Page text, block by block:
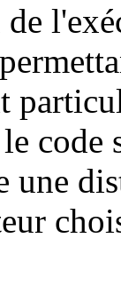
code
une